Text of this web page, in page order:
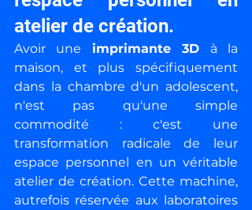
atelier de création.
Avoir une imprimante 3D à la
maison, et plus spécifiquement
dans la chambre d'un adolescent,
n'est pas qu'une simple
commodité : c'est une
transformation radicale de leur
espace personnel en un véritable
atelier de création. Cette machine,
autrefois réservée aux laboratoires